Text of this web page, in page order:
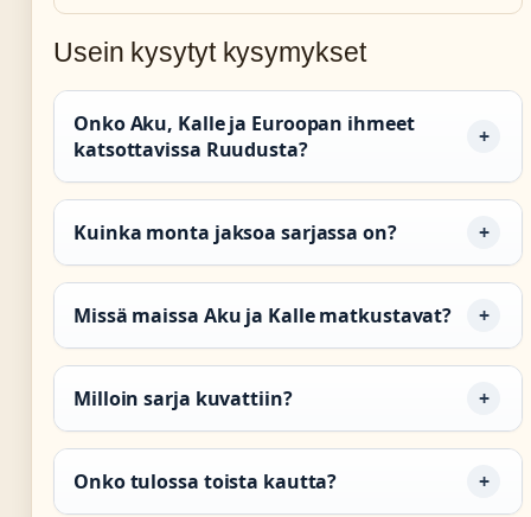
Usein kysytyt kysymykset
Onko Aku, Kalle ja Euroopan ihmeet
katsottavissa Ruudusta?
Kuinka monta jaksoa sarjassa on?
Missä maissa Aku ja Kalle matkustavat?
Milloin sarja kuvattiin?
Onko tulossa toista kautta?